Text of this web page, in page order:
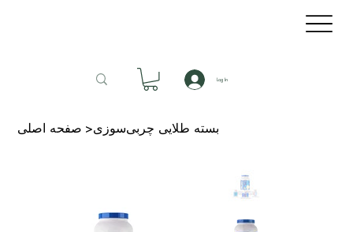
Log In
صفحه اصلی >بسته طلایی چربی‌سوزی